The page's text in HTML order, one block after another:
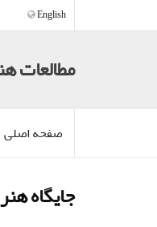
English
مطالعات
صفحه اصلی
جایگاه